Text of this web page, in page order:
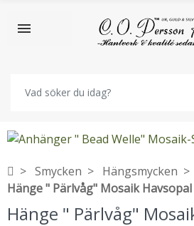
Smycken
Hängsmycken
Hänge " Pärlvåg" Mosaik Havsopal
Hänge " Pärlvåg"